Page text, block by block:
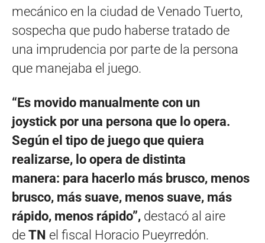
mecánico en la ciudad de Venado Tuerto,
sospecha que pudo haberse tratado de
una imprudencia por parte de la persona
que manejaba el juego.
“Es movido manualmente con un
joystick por una persona que lo opera.
Según el tipo de juego que quiera
realizarse, lo opera de distinta
manera: para hacerlo más brusco, menos
brusco, más suave, menos suave, más
rápido, menos rápido”, destacó al aire
de TN el fiscal Horacio Pueyrredón.